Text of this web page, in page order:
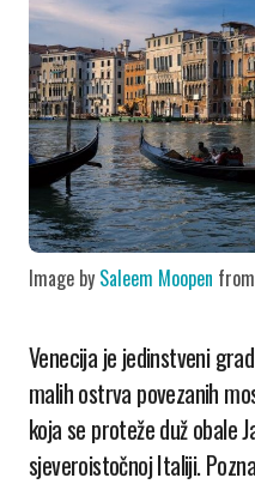
Image by Saleem Moopen from
Venecija je jedinstveni grad smješten na grupi od 118
malih ostrva povezanih
koja se proteže duž obale
sjeveroistočnoj Italiji.